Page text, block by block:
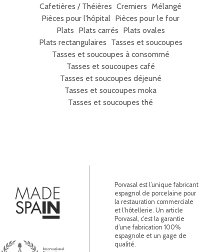
Cafetières / Théières Cremiers Mélangé
Pièces pour l'hôpital Pièces pour le four
Plats Plats carrés Plats ovales
Plats rectangulaires Tasses et soucoupes
Tasses et soucoupes à consommé
Tasses et soucoupes café
Tasses et soucoupes déjeuné
Tasses et soucoupes moka
Tasses et soucoupes thé
Porvasal est l’unique fabricant
espagnol de porcelaine pour
la restauration commerciale
et l’hôtellerie. Un article
Porvasal, c’est la garantie
d’une fabrication 100%
espagnole et un gage de
qualité.